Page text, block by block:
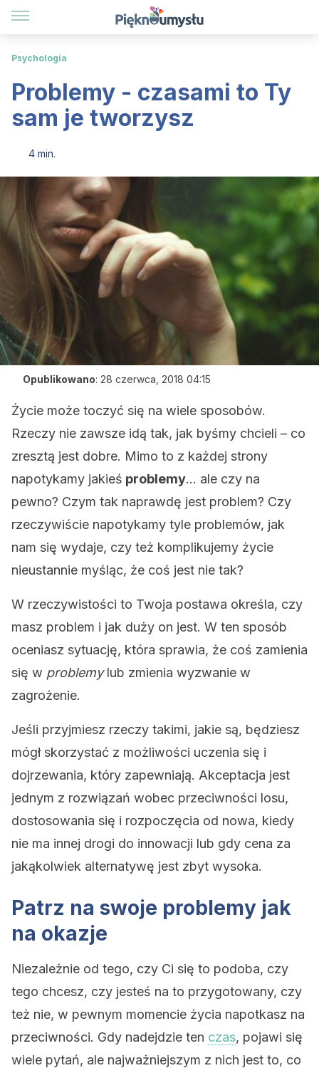
Psychologia
Problemy - czasami to Ty
sam je tworzysz
4 min.
Opublikowano: 28 czerwca, 2018 04:15
Życie może toczyć się na wiele sposobów.
Rzeczy nie zawsze idą tak, jak byśmy chcieli – co
zresztą jest dobre. Mimo to z każdej strony
napotykamy jakieś problemy… ale czy na
pewno? Czym tak naprawdę jest problem? Czy
rzeczywiście napotykamy tyle problemów, jak
nam się wydaje, czy też komplikujemy życie
nieustannie myśląc, że coś jest nie tak?
W rzeczywistości to Twoja postawa określa, czy
masz problem i jak duży on jest. W ten sposób
oceniasz sytuację, która sprawia, że ​​coś zamienia
się w problemylub zmienia wyzwanie w
zagrożenie.
Jeśli przyjmiesz rzeczy takimi, jakie są, będziesz
mógł skorzystać z możliwości uczenia się i
dojrzewania, który zapewniają. Akceptacja jest
jednym z rozwiązań wobec przeciwności losu,
dostosowania się i rozpoczęcia od nowa, kiedy
nie ma innej drogi do innowacji lub gdy cena za
jakąkolwiek alternatywę jest zbyt wysoka.
Patrz na swoje problemy jak
na okazje
Niezależnie od tego, czy Ci się to podoba, czy
tego chcesz, czy jesteś na to przygotowany, czy
też nie, w pewnym momencie życia napotkasz na
przeciwności. Gdy nadejdzie ten czas, pojawi się
wiele pytań, ale najważniejszym z nich jest to, co